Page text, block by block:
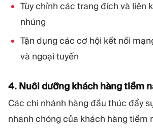
Tùy chỉnh các trang đích và liên
nhúng
Tận dụng các cơ hội kết nối
và ngoại tuyến
4. Nuôi dưỡng khách hàng tiềm
Các chi nhánh hàng đầu thúc đẩy
nhanh chóng của khách hàng tiềm